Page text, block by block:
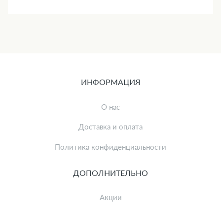
ИНФОРМАЦИЯ
О нас
Доставка и оплата
Политика конфиденциальности
ДОПОЛНИТЕЛЬНО
Акции